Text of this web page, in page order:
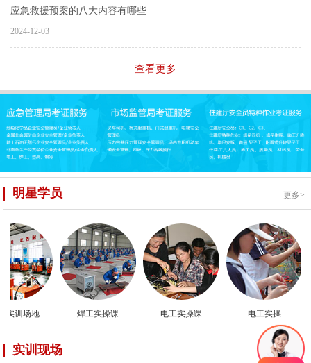
应急救援预案的八大内容有哪些
2024-12-03
查看更多
明星学员 更多>
训场地 焊工实操课 电工实操课 电工实操
实训现场 更多>